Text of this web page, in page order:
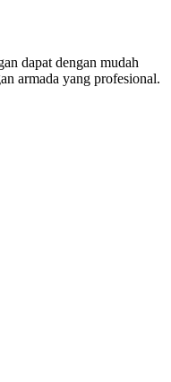
dapat dengan mudah
armada yang profesional.